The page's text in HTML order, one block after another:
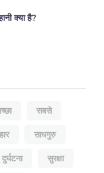
क्या है?
सबसे
साधगुरु
दुर्घटना सुरक्षा